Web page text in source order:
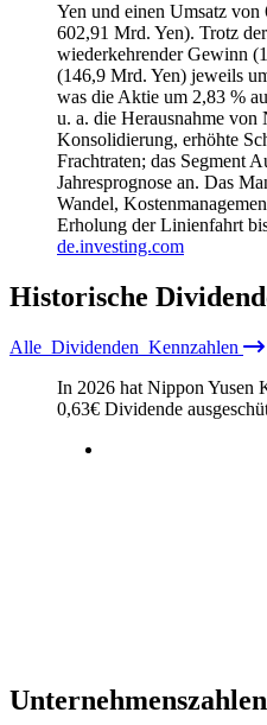
Yen und einen Umsatz
602,91 Mrd. Yen). Trotz
wiederkehrender Gewinn
(146,9 Mrd. Yen) jeweils
was die Aktie um 2,83 %
u. a. die Herausnahme
Konsolidierung, erhöhte
Frachtraten; das Segment
Jahresprognose an. Das
Wandel,
Erholung der Linienfahrt
de.investing.com
Historische
Alle Dividenden Kennzahlen
In 2026 hat Nippon
0,63€ Dividende
Unternehmenszahlen